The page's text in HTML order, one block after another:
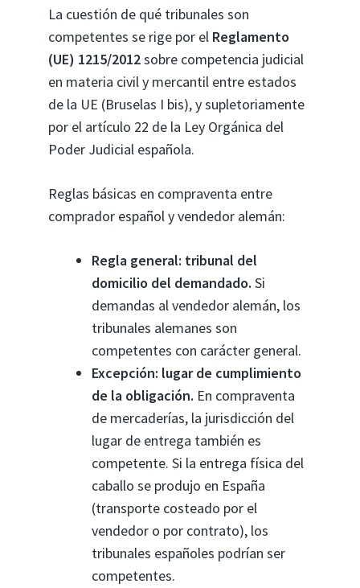
La cuestión de qué tribunales son
competentes se rige por el Reglamento
(UE) 1215/2012sobre competencia judicial
en materia civil y mercantil entre estados
de la UE (Bruselas I bis), y supletoriamente
por el artículo 22 de la Ley Orgánica del
Poder Judicial española.
Reglas básicas en compraventa entre
comprador español y vendedor alemán:
Regla general: tribunal del
domicilio del demandado. Si
demandas al vendedor alemán, los
tribunales alemanes son
competentes con carácter general.
Excepción: lugar de cumplimiento
de la obligación. En compraventa
de mercaderías, la jurisdicción del
lugar de entrega también es
competente. Si la entrega física del
caballo se produjo en España
(transporte costeado por el
vendedor o por contrato), los
tribunales españoles podrían ser
competentes.